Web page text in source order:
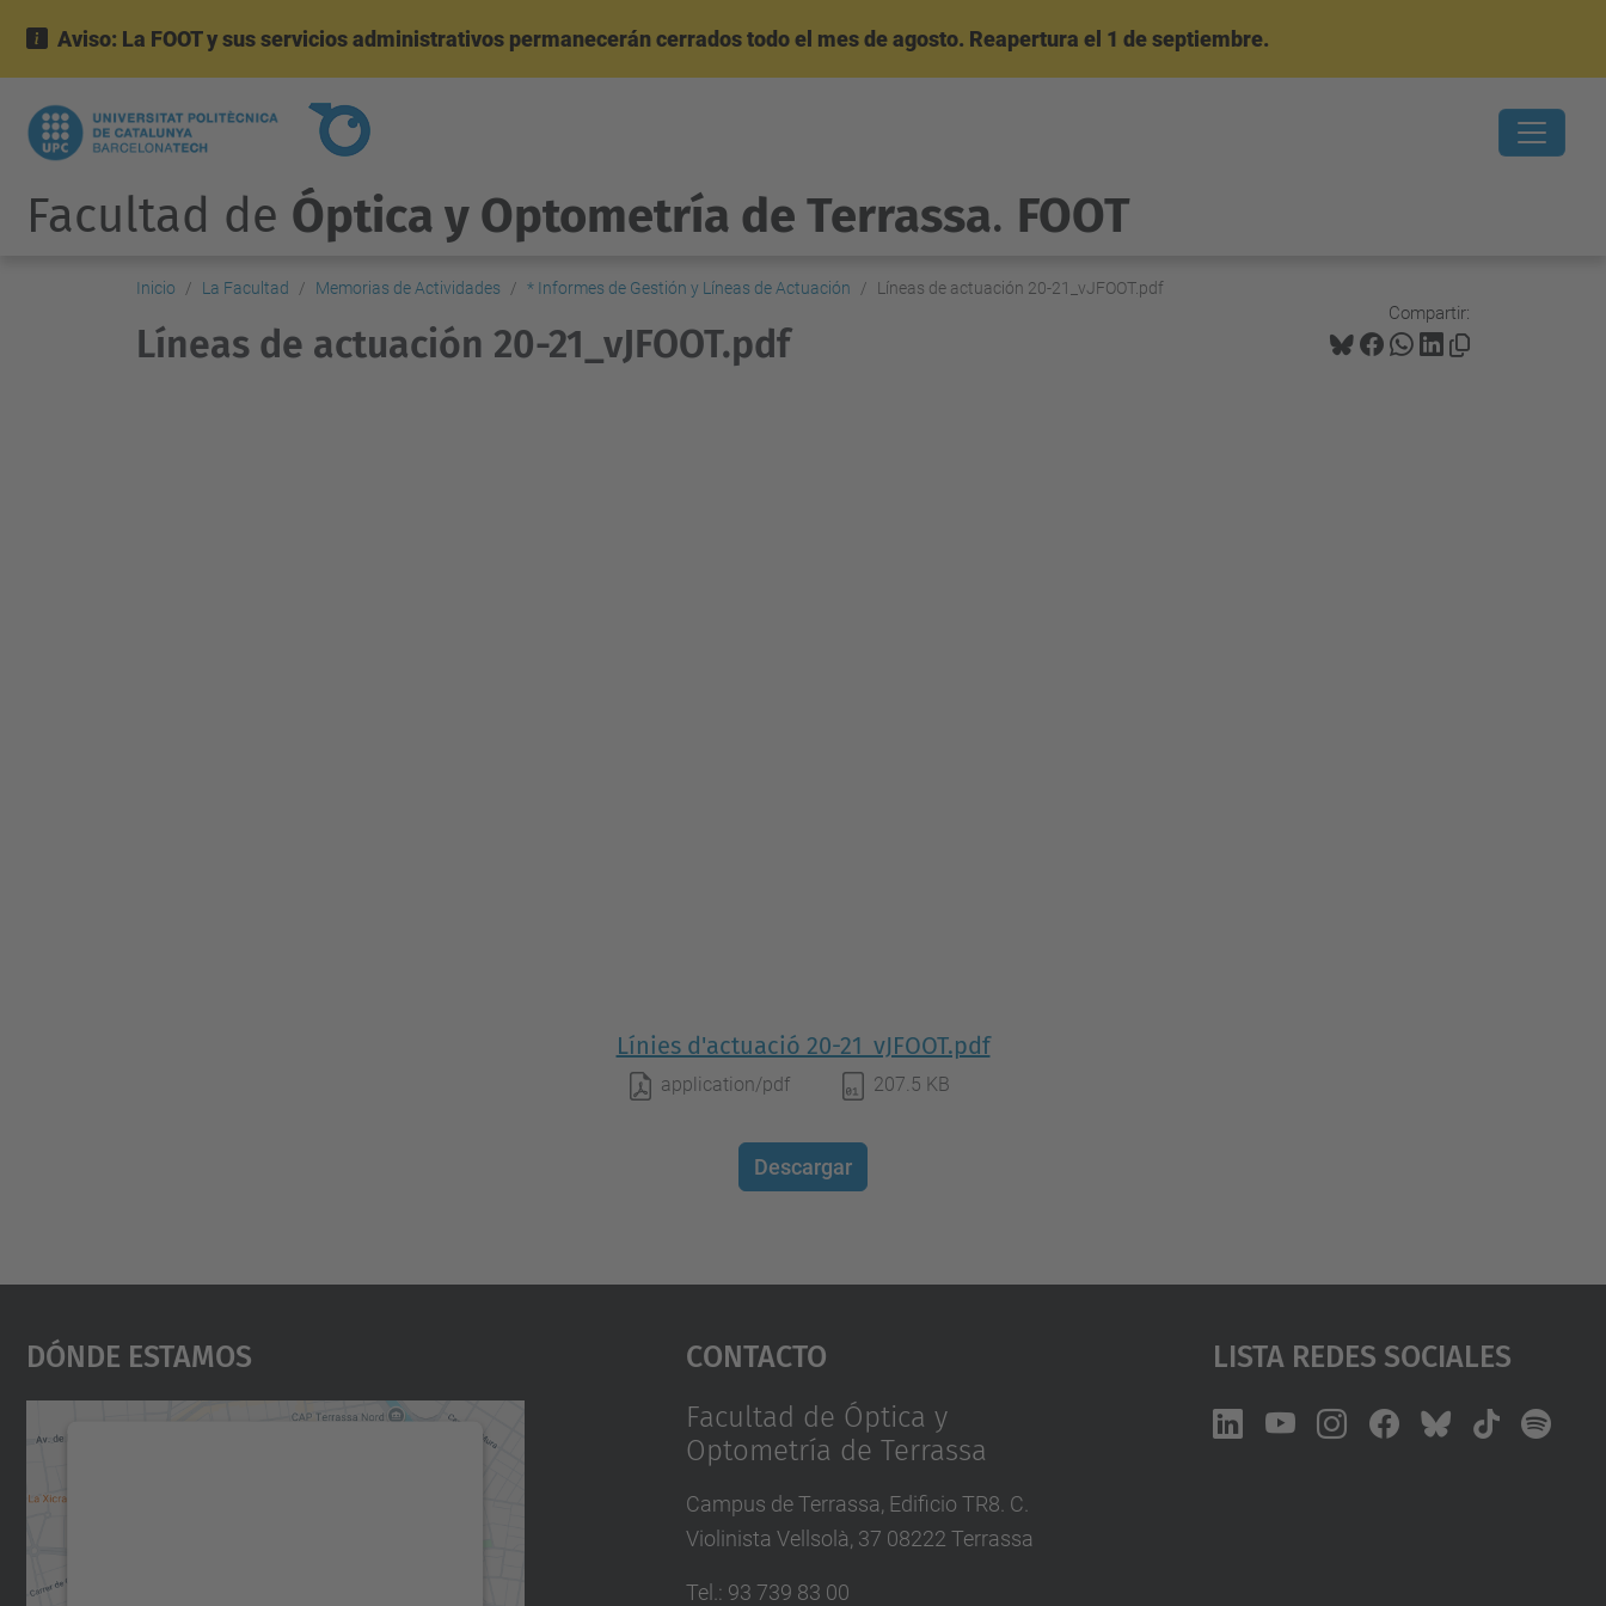
Aviso: La FOOT y sus servicios administrativos permanecerán cerrados todo el mes de agosto. Reapertura el 1 de septiembre.
Facultad de Óptica y Optometría de Terrassa. FOOT
Inicio La Facultad Memorias de Actividades * Informes de Gestión y Líneas de Actuación Líneas de actuación 20-21_vJFOOT.pdf
Compartir:
Líneas de actuación 20-21_vJFOOT.pdf
Línies d'actuació 20-21_vJFOOT.pdf
application/pdf 207.5 KB
Descargar
Dónde Estamos Contacto
Facultad de Óptica y
Optometría de Terrassa
Campus de Terrassa, Edificio TR8. C.
Violinista Vellsolà, 37 08222 Terrassa
Tel. : 93 739 83 00
Lista Redes Sociales